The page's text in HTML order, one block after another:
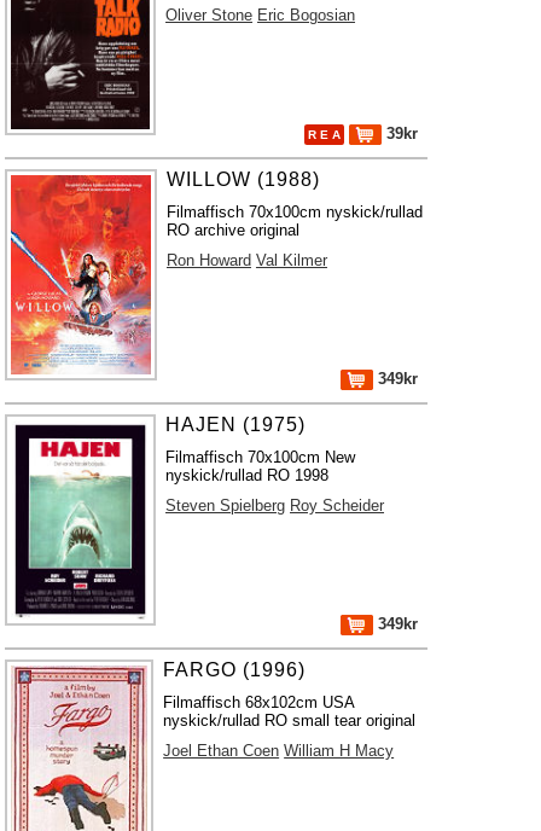
Oliver Stone Eric Bogosian
R E A 39kr
WILLOW (1988)
Filmaffisch 70x100cm nyskick/rullad
RO archive original
Ron Howard Val Kilmer
349kr
HAJEN (1975)
Filmaffisch 70x100cm New
nyskick/rullad RO 1998
Steven Spielberg Roy Scheider
349kr
FARGO (1996)
Filmaffisch 68x102cm USA
nyskick/rullad RO small tear original
Joel Ethan Coen William H Macy